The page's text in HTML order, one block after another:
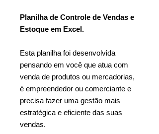
Planilha de Controle de Vendas e
Estoque em Excel.
Esta planilha foi desenvolvida
pensando em você que atua com
venda de produtos ou mercadorias,
é empreendedor ou comerciante e
precisa fazer uma gestão mais
estratégica e eficiente das suas
vendas.